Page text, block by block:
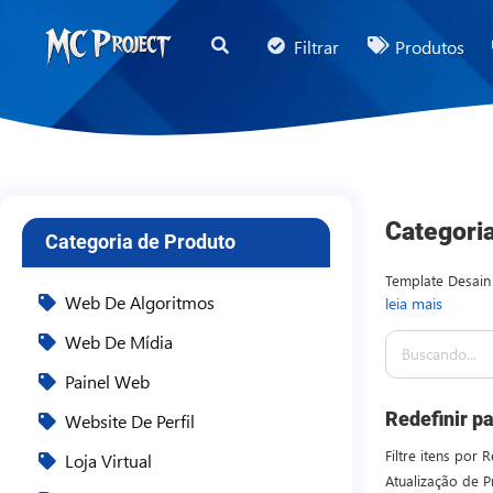
Filtrar Produtos
Categoria de Produto
Web De Algoritmos
Web De Mídia
Painel Web
Website De Perfil
Loja Virtual
Template
menghadirkan
efisien. Produk
menggunakan
siap cetak agar
mahasiswa,
lengkap
dengan Desain
leia mais
Redefinir
Filtre itens por
Atualização de
Project
Store
Produtos
Serviços
Freelance